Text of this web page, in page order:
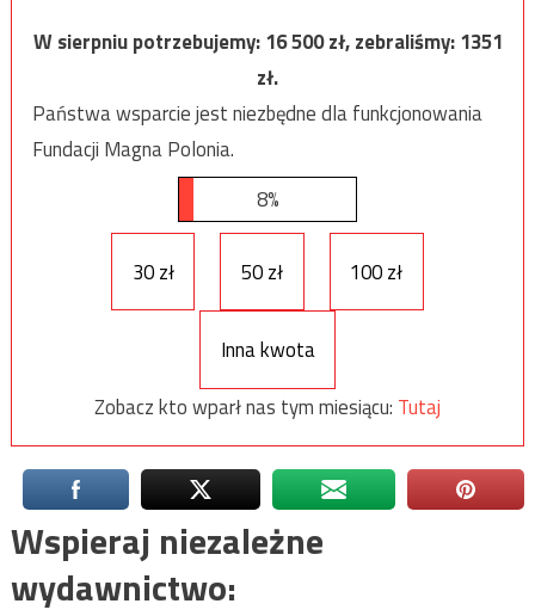
W sierpniu potrzebujemy:16 500zł, zebraliśmy:1351
zł.
Państwa wsparcie jest niezbędne dla funkcjonowania
Fundacji Magna Polonia.
8%
30 zł 50 zł 100 zł
Inna kwota
Zobacz kto wparł nas tym miesiącu: Tutaj
Wspieraj niezależne
wydawnictwo: